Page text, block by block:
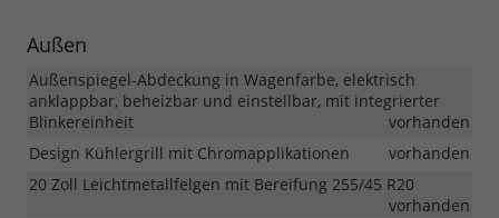
Außen
Außenspiegel-Abdeckung in Wagenfarbe, elektrisch
anklappbar, beheizbar und einstellbar, mit integrierter
Blinkereinheit
vorhanden
Design Kühlergrill mit Chromapplikationen
vorhanden
20 Zoll Leichtmetallfelgen mit Bereifung 255/45 R20
vorhanden